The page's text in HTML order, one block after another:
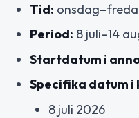
Tid:
Period: 8 juli–14
Startdatum i
Specifika datum i
8 juli 2026